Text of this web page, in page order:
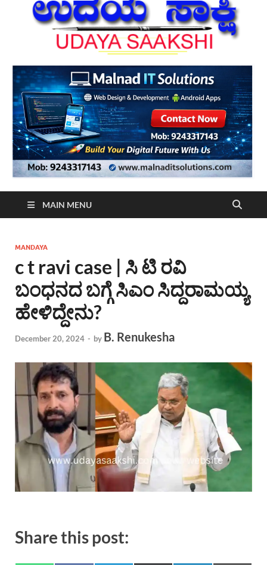
MAIN MENU
MANDAYA
c t ravi case | ಸಿ ಟಿ ರವಿ
ಬಂಧನದ ಬಗ್ಗೆ ಸಿಎಂ ಸಿದ್ದರಾಮಯ್ಯ
ಹೇಳಿದ್ದೇನು?
December 20, 2024 - by B. Renukesha
Share this post: